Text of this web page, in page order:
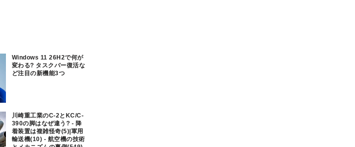
Windows 11 26H2で何が
変わる? タスクバー復活な
ど注目の新機能3つ
川崎重工業のC-2とKC/C-
390の脚はなぜ違う? - 降
着装置は複雑怪奇(5)|軍用
輸送機(10) - 航空機の技術